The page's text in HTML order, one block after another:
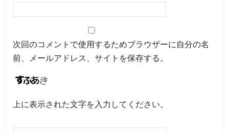
次回のコメントで使用するためブラウザーに自分の名
前、メールアドレス、サイトを保存する。
上に表示された文字を入力してください。